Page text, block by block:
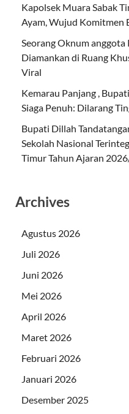
Kapolsek Muara Sabak
Ayam, Wujud Komitmen
Seorang Oknum anggota
Diamankan di Ruang
Viral
Kemarau Panjang ,
Siaga Penuh: Dilarang
Bupati Dillah
Sekolah Nasional
Timur Tahun Ajaran
Archives
Agustus 2026
Juli 2026
Juni 2026
Mei 2026
April 2026
Maret 2026
Februari 2026
Januari 2026
Desember 2025